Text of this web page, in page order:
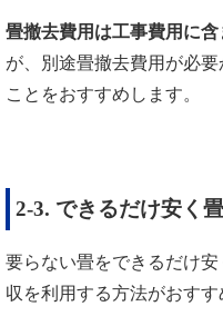
畳撤去費用は工事費用に含
が、別途畳撤去費用が必
ことをおすすめします。
2-3. できるだけ安く
要らない畳をできるだけ
収を利用する方法がおすす